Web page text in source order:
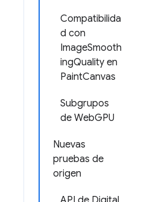
Compatibilida
d con
ImageSmooth
ingQuality en
PaintCanvas
Subgrupos
de WebGPU
Nuevas
pruebas de
origen